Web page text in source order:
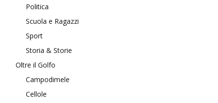
Politica
Scuola e Ragazzi
Sport
Storia & Storie
Oltre il Golfo
Campodimele
Cellole